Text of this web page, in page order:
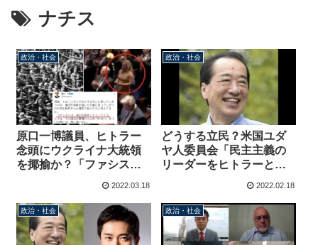
ナチス
政治・社会
原口一博議員、ヒトラー
念頭にウクライナ大統領
を揶揄か？「ファシスト
てくる。人々は、その道
化が悪魔だとは気づかな
い。」
2022.03.18
政治・社会
どうする立民？米国ユダ
ヤ人委員会「民主主義の
リーダーをヒトラーと比
手によって想像を絶する
苦しみを経験した人々へ
の侮辱だ」
2022.02.18
政治・社会 政治・社会